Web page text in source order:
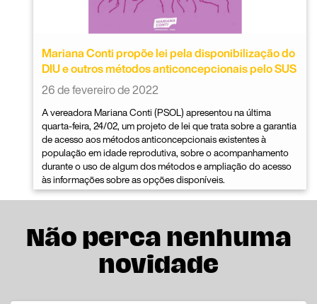
Mariana Conti propõe lei pela disponibilização do
DIU e outros métodos anticoncepcionais pelo SUS
26 de fevereiro de 2022
A vereadora Mariana Conti (PSOL) apresentou na última
quarta-feira, 24/02, um projeto de lei que trata sobre a garantia
de acesso aos métodos anticoncepcionais existentes à
população em idade reprodutiva, sobre o acompanhamento
durante o uso de algum dos métodos e ampliação do acesso
às informações sobre as opções disponíveis.
Não perca nenhuma
novidade